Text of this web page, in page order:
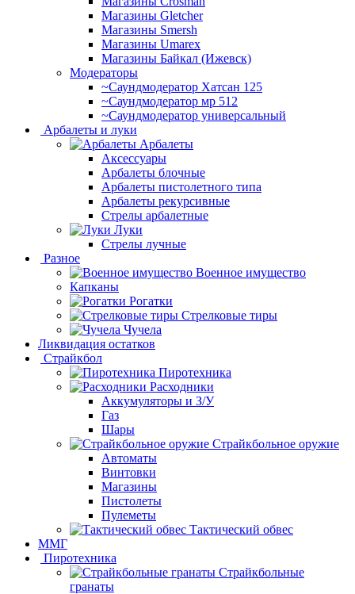
Магазины Gletcher
Магазины Smersh
Магазины Umarex
Магазины Байкал (Ижевск)
Модераторы
~Cаундмодератор Хатсан 125
~Саундмодератор мр 512
~Саундмодератор универсальный
Арбалеты и луки
Арбалеты
Аксессуары
Арбалеты блочные
Арбалеты пистолетного типа
Арбалеты рекурсивные
Стрелы арбалетные
Луки
Стрелы лучные
Разное
Военное имущество
Капканы
Рогатки
Стрелковые тиры
Чучела
Ликвидация остатков
Страйкбол
Пиротехника
Расходники
Аккумуляторы и З/У
Газ
Шары
Страйкбольное оружие
Автоматы
Винтовки
Магазины
Пистолеты
Пулеметы
Тактический обвес
ММГ
Пиротехника
Страйкбольные
гранаты